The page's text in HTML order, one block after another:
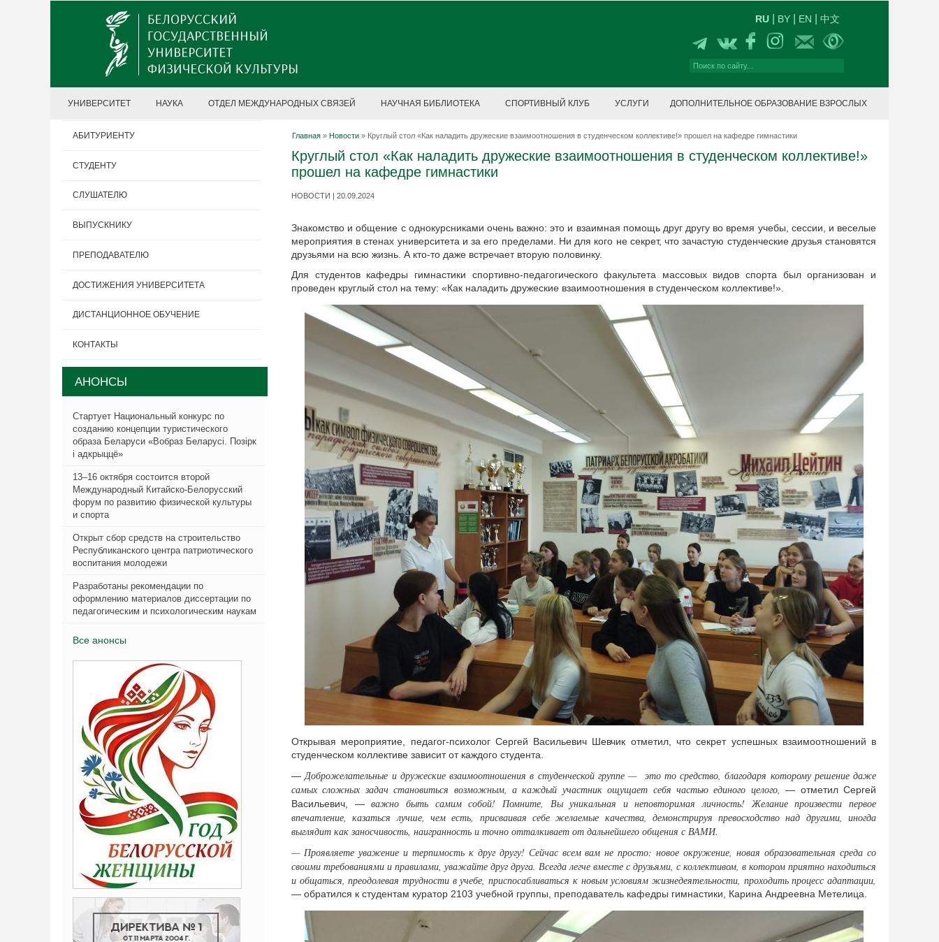
RU BY EN 中文
УНИВЕРСИТЕТ НАУКА ОТДЕЛ МЕЖДУНАРОДНЫХ СВЯЗЕЙ НАУЧНАЯ БИБЛИОТЕКА СПОРТИВНЫЙ КЛУБ УСЛУГИ ДОПОЛНИТЕЛЬНОЕ ОБРАЗОВАНИЕ ВЗРОСЛЫХ
Главная » Новости » Круглый стол «Как наладить дружеские взаимоотношения в студенческом коллективе!» прошел на кафедре гимнастики
Круглый стол «Как наладить дружеские взаимоотношения в студенческом коллективе!»
прошел на кафедре гимнастики
НОВОСТИ | 20.09.2024
Знакомство и общение с однокурсниками очень важно: это и взаимная помощь друг другу во время учебы, сессии, и веселые
мероприятия в стенах университета и за его пределами. Ни для кого не секрет, что зачастую студенческие друзья становятся
друзьями на всю жизнь. А кто-то даже встречает вторую половинку.
Для студентов кафедры гимнастики спортивно-педагогического факультета массовых видов спорта был организован и
проведен круглый стол на тему: «Как наладить дружеские взаимоотношения в студенческом коллективе!».
Открывая мероприятие, педагог-психолог Сергей Васильевич Шевчик отметил, что секрет успешных взаимоотношений в
студенческом коллективе зависит от каждого студента.
— Доброжелательные и дружеские взаимоотношения в студенческой группе — это то средство, благодаря которому решение даже
самых сложных задач становиться возможным, а каждый участник ощущает себя частью единого целого,
— отметил Сергей
Васильевич, —важно быть самим собой! Помните, Вы уникальная и неповторимая личность! Желание произвести первое
впечатление, казаться лучше, чем есть, присваивая себе желаемые качества, демонстрируя превосходство над другими, иногда
выглядит как заносчивость, наигранность и точно отталкивает от дальнейшего общения с ВАМИ.
— Проявляете уважение и терпимость к друг другу! Сейчас всем вам не просто: новое окружение, новая образовательная среда со
своими требованиями и правилами, уважайте друг друга. Всегда легче вместе с друзьями, с коллективом, в котором приятно находиться
и общаться, преодолевая трудности в учебе, приспосабливаться к новым условиям жизнедеятельности, проходить процесс адаптации,
— обратился к студентам куратор 2103 учебной группы, преподаватель кафедры гимнастики, Карина Андреевна Метелица.
АБИТУРИЕНТУ
СТУДЕНТУ
СЛУШАТЕЛЮ
ВЫПУСКНИКУ
ПРЕПОДАВАТЕЛЮ
ДОСТИЖЕНИЯ УНИВЕРСИТЕТА
ДИСТАНЦИОННОЕ ОБУЧЕНИЕ
КОНТАКТЫ
АНОНСЫ
Стартует Национальный конкурс по
созданию концепции туристического
образа Беларуси «Вобраз Беларусi. Позiрк
i адкрыццё»
13–16 октября состоится второй
Международный Китайско-Белорусский
форум по развитию физической культуры
и спорта
Открыт сбор средств на строительство
Республиканского центра патриотического
воспитания молодежи
Разработаны рекомендации по
оформлению материалов диссертации по
педагогическим и психологическим наукам
Все анонсы